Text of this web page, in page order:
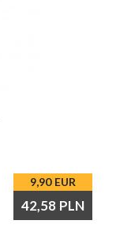
9,90 EUR
42,58 PLN